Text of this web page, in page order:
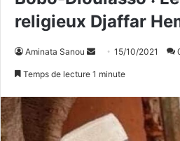
religieux Djaffar
Aminata Sanou
y
15/10/2021
Temps de lecture 1 minute